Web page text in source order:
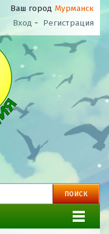
Ваш город Мурманск
Вход - Регистрация